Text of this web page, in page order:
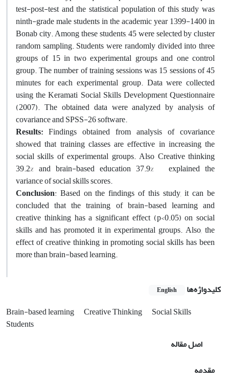
test­-post-test and the statistical population of this study was
ninth-grade male students in the academic year 1399-1400 in
Bonab city.Among these students, 45 were selected by cluster
random sampling. Students were randomly divided into three
groups of 15 in two experimental groups and one control
group.The number of training sessions was 15 sessions of 45
minutes for each experimental group. Data were collected
using the Keramati Social Skills Development Questionnaire
(2007). The obtained data were analyzed by analysis of
covariance and SPSS-26 software.
Results: Findings obtained from analysis of covariance
showed that training classes are effective in increasing the
social skills of experimental groups. Also Creative thinking
39.2% and brain-based education 37.9% explained the
variance of social skills scores.
Conclusion: Based on the findings of this study, it can be
concluded that the training of brain-based learning and
creative thinking has a significant effect (p<0.05) on social
skills and has promoted it in experimental groups. Also, the
effect of creative thinking in promoting social skills has been
more than brain-based learning.
کلیدواژه‌ها English
Brain-based learning Creative Thinking
Social Skills
Students
اصل مقاله
مقدمه